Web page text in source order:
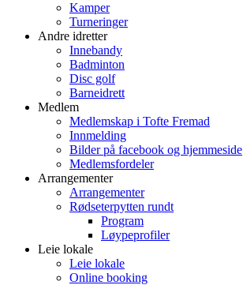
Kamper
Turneringer
Andre idretter
Innebandy
Badminton
Disc golf
Barneidrett
Medlem
Medlemskap i Tofte Fremad
Innmelding
Bilder på facebook og hjemmeside
Medlemsfordeler
Arrangementer
Arrangementer
Rødseterpytten rundt
Program
Løypeprofiler
Leie lokale
Leie lokale
Online booking